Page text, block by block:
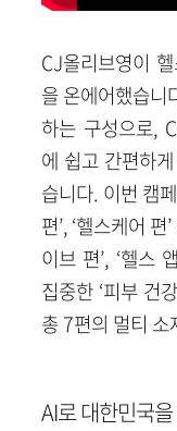
CJ올리브영이
을 온에어했습니
하는 구성으로,
에 쉽고 간편하
습니다. 이번 캠
편’, ‘헬스케어
이브 편’, ‘헬스
집중한 ‘피부 건
총 7편의 멀티
AI로 대한민국